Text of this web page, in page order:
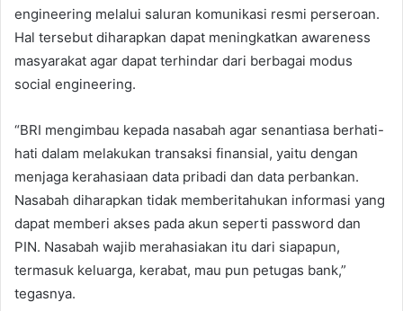
engineering melalui saluran komunikasi resmi perseroan.
Hal tersebut diharapkan dapat meningkatkan awareness
masyarakat agar dapat terhindar dari berbagai modus
social engineering.
“BRI mengimbau kepada nasabah agar senantiasa berhati-
hati dalam melakukan transaksi finansial, yaitu dengan
menjaga kerahasiaan data pribadi dan data perbankan.
Nasabah diharapkan tidak memberitahukan informasi yang
dapat memberi akses pada akun seperti password dan
PIN. Nasabah wajib merahasiakan itu dari siapapun,
termasuk keluarga, kerabat, mau pun petugas bank,”
tegasnya.